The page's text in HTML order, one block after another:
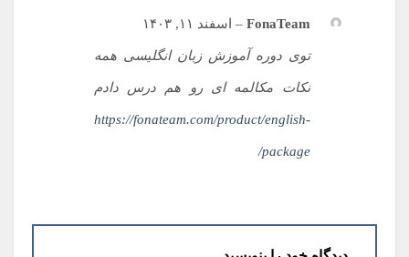
FonaTeam
– اسفند ۱۱, ۱۴۰۳
توی دوره آموزش زبان انگلیسی همه
نکات مکالمه ای رو هم درس دادم
https://fonateam.com/product/english-
package/